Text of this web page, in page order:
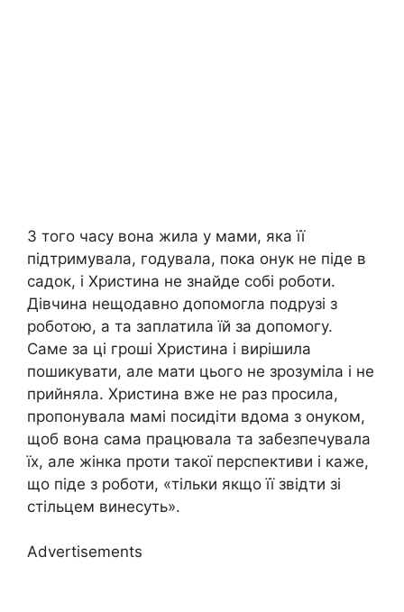
З того часу вона жила у мами, яка її
підтримувала, годувала, пока онук не піде в
садок, і Христина не знайде собі роботи.
Дівчина нещодавно допомогла подрузі з
роботою, а та заплатила їй за допомогу.
Саме за ці гроші Христина і вирішила
пошикувати, але мати цього не зрозуміла і не
прийняла. Христина вже не раз просила,
пропонувала мамі посидіти вдома з онуком,
щоб вона сама працювала та забезпечувала
їх, але жінка проти такої перспективи і каже,
що піде з роботи, «тільки якщо її звідти зі
стільцем винесуть».
Advertisements